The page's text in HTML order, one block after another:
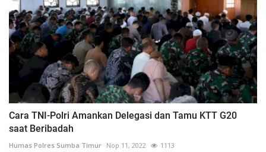
Cara TNI-Polri Amankan Delegasi dan Tamu KTT G20
saat Beribadah
Humas Polres Sumba Timur Nop 11, 2022 1113